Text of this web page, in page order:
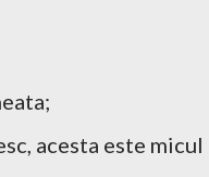
acesta este micul